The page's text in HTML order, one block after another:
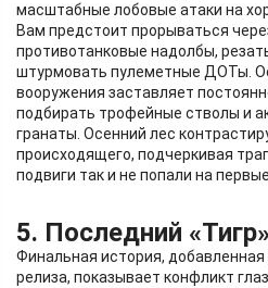
масштабные лобовые атаки на
Вам предстоит прорываться
противотанковые надолбы,
штурмовать пулеметные ДОТы.
вооружения заставляет
подбирать трофейные стволы и
гранаты. Осенний лес
происходящего, подчеркивая
подвиги так и не попали на
5. Последний
Финальная история,
релиза, показывает конфликт